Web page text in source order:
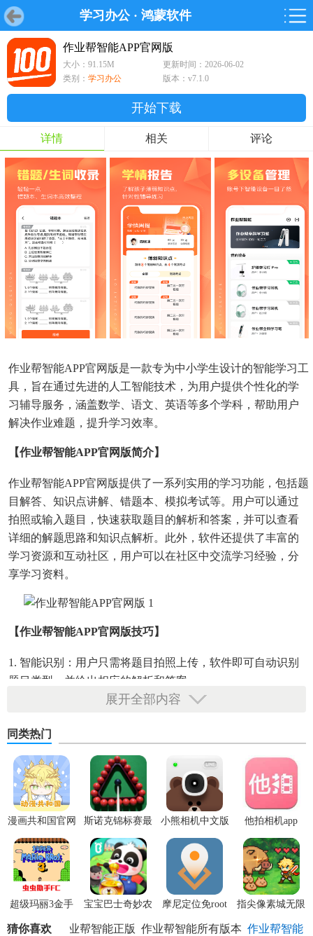
学习办公· 鸿蒙软件
游戏 软件 鸿蒙游戏
首页 游戏 软件 鸿蒙
游戏
鸿蒙
软件
专题
作业帮智能APP官网版
大小：91.15M
更新时间：2026-06-02
类别： 学习办公 版本：v7.1.0
开始下载
详情 相关 评论
作业帮智能APP官网版是一款专为中小学生设计的智能学习工
具，旨在通过先进的人工智能技术，为用户提供个性化的学
习辅导服务，涵盖数学、语文、英语等多个学科，帮助用户
解决作业难题，提升学习效率。
【作业帮智能APP官网版简介】
作业帮智能APP官网版提供了一系列实用的学习功能，包括题
目解答、知识点讲解、错题本、模拟考试等。用户可以通过
拍照或输入题目，快速获取题目的解析和答案，并可以查看
详细的解题思路和知识点解析。此外，软件还提供了丰富的
学习资源和互动社区，用户可以在社区中交流学习经验，分
享学习资料。
【作业帮智能APP官网版技巧】
1. 智能识别：用户只需将题目拍照上传，软件即可自动识别
题目类型，并给出相应的解析和答案。
荐适合用户的学习资源和题目。
3. 错题本功能：用户可以将做错的题目添加到错题本中，方
便日后复习和巩固。
【作业帮智能APP官网版亮点】
彻底掌握题目背后的知识点。
2. 丰富资源：涵盖多个学科的学习资源，包括视频讲解、图
文解析、练习题等。
3. 互动社区：用户可以在社区中与其他学生交流学习经验，
展开全部内容
同类热门
漫画共和国官网
正版
斯诺克锦标赛最
新版
小熊相机中文版 他拍相机app
超级玛丽3金手
指版
宝宝巴士奇妙农
摩尼定位免root
指尖像素城无限
代金券版
猜你喜欢 作业帮智能
作业帮智能所有版本
作业帮智能正版